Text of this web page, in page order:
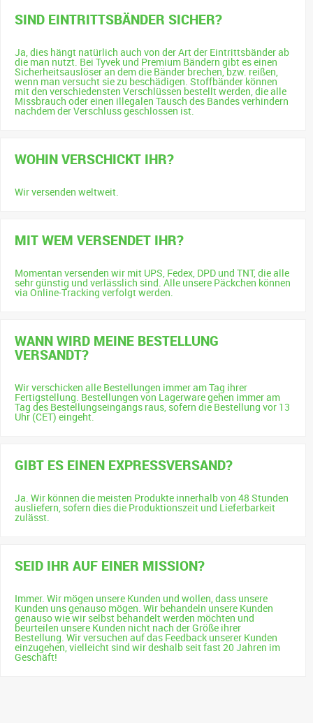
SIND EINTRITTSBÄNDER SICHER?
Ja, dies hängt natürlich auch von der Art der Eintrittsbänder ab
die man nutzt. Bei Tyvek und Premium Bändern gibt es einen
Sicherheitsauslöser an dem die Bänder brechen, bzw. reißen,
wenn man versucht sie zu beschädigen. Stoffbänder können
mit den verschiedensten Verschlüssen bestellt werden, die alle
Missbrauch oder einen illegalen Tausch des Bandes verhindern
nachdem der Verschluss geschlossen ist.
WOHIN VERSCHICKT IHR?
Wir versenden weltweit.
MIT WEM VERSENDET IHR?
Momentan versenden wir mit UPS, Fedex, DPD und TNT, die alle
sehr günstig und verlässlich sind. Alle unsere Päckchen können
via Online-Tracking verfolgt werden.
WANN WIRD MEINE BESTELLUNG
VERSANDT?
Wir verschicken alle Bestellungen immer am Tag ihrer
Fertigstellung. Bestellungen von Lagerware gehen immer am
Tag des Bestellungseingangs raus, sofern die Bestellung vor 13
Uhr (CET) eingeht.
GIBT ES EINEN EXPRESSVERSAND?
Ja. Wir können die meisten Produkte innerhalb von 48 Stunden
ausliefern, sofern dies die Produktionszeit und Lieferbarkeit
zulässt.
SEID IHR AUF EINER MISSION?
Immer. Wir mögen unsere Kunden und wollen, dass unsere
Kunden uns genauso mögen. Wir behandeln unsere Kunden
genauso wie wir selbst behandelt werden möchten und
beurteilen unsere Kunden nicht nach der Größe ihrer
Bestellung. Wir versuchen auf das Feedback unserer Kunden
einzugehen, vielleicht sind wir deshalb seit fast 20 Jahren im
Geschäft!